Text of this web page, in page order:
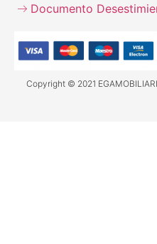
Documento
Copyright © 2021